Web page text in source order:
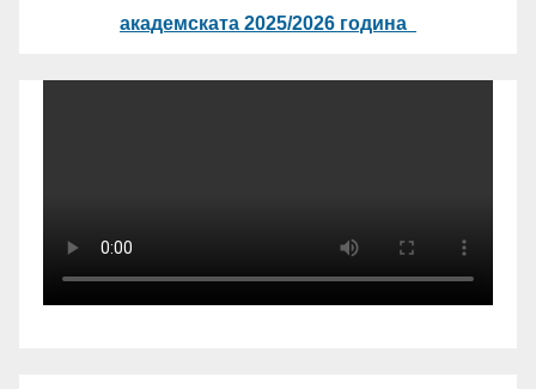
академската 2025/2026 година